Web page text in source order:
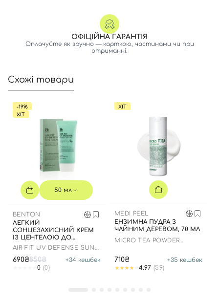
ОФІЦІЙНА ГАРАНТІЯ
Оплачуйте як зручно — карткою, частинами чи при
отриманні.
Схожі товари
-19%
ХІТ
50 мл
BENTON
ЛЕГКИЙ
СОНЦЕЗАХИСНИЙ КРЕМ
ІЗ ЦЕНТЕЛОЮ ДО
07.01.2027 РОКУ
AIR FIT UV DEFENSE SUN
690₴850₴ +34 кешбек
0 (0)
ХІТ
MEDI PEEL
ЕНЗИМНА ПУДРА З
ЧАЙНИМ ДЕРЕВОМ, 70 МЛ
MICRO TEA POWDER
710₴ +35 кешбек
4.97 (59)
приймаєте умови
Увійти за допомогою e-mail